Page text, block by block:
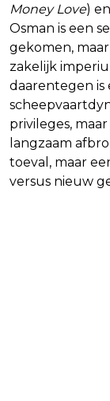
Money Love)
Osman is een
gekomen,
zakelijk
daarentegen
privileges,
langzaam
toeval, maar
versus nieuw